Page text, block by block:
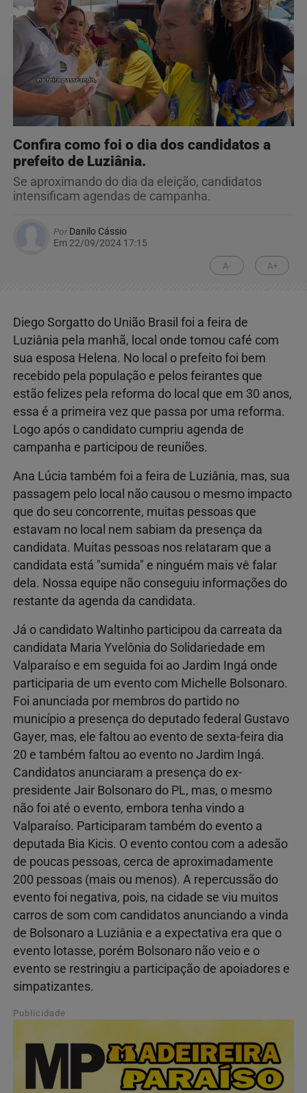
Confira como foi o dia dos candidatos a
prefeito de Luziânia.
Se aproximando do dia da eleição, candidatos
intensificam agendas de campanha.
PorDanilo Cássio
Em 22/09/2024 17:15
A- A+
Diego Sorgatto do União Brasil foi a feira de
Luziânia pela manhã, local onde tomou café com
sua esposa Helena. No local o prefeito foi bem
recebido pela população e pelos feirantes que
estão felizes pela reforma do local que em 30 anos,
essa é a primeira vez que passa por uma reforma.
Logo após o candidato cumpriu agenda de
campanha e participou de reuniões.
Ana Lúcia também foi a feira de Luziânia, mas, sua
passagem pelo local não causou o mesmo impacto
que do seu concorrente, muitas pessoas que
estavam no local nem sabiam da presença da
candidata. Muitas pessoas nos relataram que a
candidata está "sumida" e ninguém mais vê falar
dela. Nossa equipe não conseguiu informações do
restante da agenda da candidata.
Já o candidato Waltinho participou da carreata da
candidata Maria Yvelônia do Solidariedade em
Valparaíso e em seguida foi ao Jardim Ingá onde
participaria de um evento com Michelle Bolsonaro.
Foi anunciada por membros do partido no
município a presença do deputado federal Gustavo
Gayer, mas, ele faltou ao evento de sexta-feira dia
20 e também faltou ao evento no Jardim Ingá.
Candidatos anunciaram a presença do ex-
presidente Jair Bolsonaro do PL, mas, o mesmo
não foi até o evento, embora tenha vindo a
Valparaíso. Participaram também do evento a
deputada Bia Kicis. O evento contou com a adesão
de poucas pessoas, cerca de aproximadamente
200 pessoas (mais ou menos). A repercussão do
evento foi negativa, pois, na cidade se viu muitos
carros de som com candidatos anunciando a vinda
de Bolsonaro a Luziânia e a expectativa era que o
evento lotasse, porém Bolsonaro não veio e o
evento se restringiu a participação de apoiadores e
simpatizantes.
Publicidade